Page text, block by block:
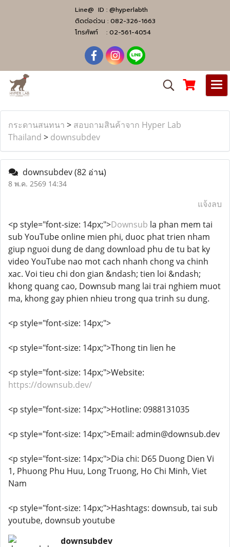
Line@ ID : @hyperlabth
ติดต่อด่วน : 082-326-1663
โทรศัพท์ : 02-561-4054
กระดานสนทนา > สอบถามสินค้าจาก Hyper Lab
Thailand > downsubdev
downsubdev(82 อ่าน)
8 พ.ค. 2569 14:34
แจ้งลบ
<p style="font-size: 14px;">Downsub la phan mem tai
sub YouTube online mien phi, duoc phat trien nham
giup nguoi dung de dang download phu de tu bat ky
video YouTube nao mot cach nhanh chong va chinh
xac. Voi tieu chi don gian &ndash; tien loi &ndash;
khong quang cao, Downsub mang lai trai nghiem muot
ma, khong gay phien nhieu trong qua trinh su dung.
<p style="font-size: 14px;">
<p style="font-size: 14px;">Thong tin lien he
<p style="font-size: 14px;">Website:
https://downsub.dev/
<p style="font-size: 14px;">Hotline: 0988131035
<p style="font-size: 14px;">Email: admin@downsub.dev
<p style="font-size: 14px;">Dia chi: D65 Duong Dien Vi
1, Phuong Phu Huu, Long Truong, Ho Chi Minh, Viet
Nam
<p style="font-size: 14px;">Hashtags: downsub, tai sub
youtube, downsub youtube
downsubdev